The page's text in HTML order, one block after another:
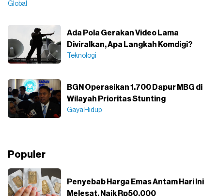
Global
Ada Pola Gerakan Video Lama
Diviralkan, Apa Langkah Komdigi?
Teknologi
BGN Operasikan 1.700 Dapur MBG di
Wilayah Prioritas Stunting
Gaya Hidup
Populer
Penyebab Harga Emas Antam Hari Ini
Melesat, Naik Rp50.000